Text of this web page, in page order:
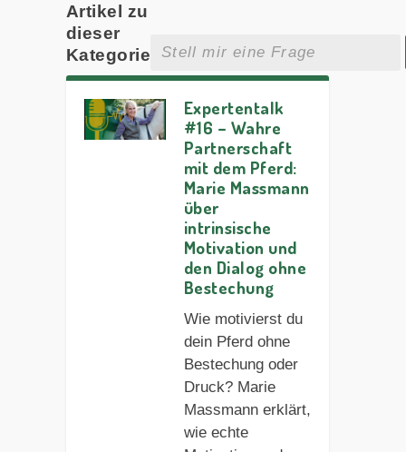
Artikel zu
dieser
Kategorie
Expertentalk
#16 – Wahre
Partnerschaft
mit dem Pferd:
Marie Massmann
über
intrinsische
Motivation und
den Dialog ohne
Bestechung
Wie motivierst du
dein Pferd ohne
Bestechung oder
Druck? Marie
Massmann erklärt,
wie echte